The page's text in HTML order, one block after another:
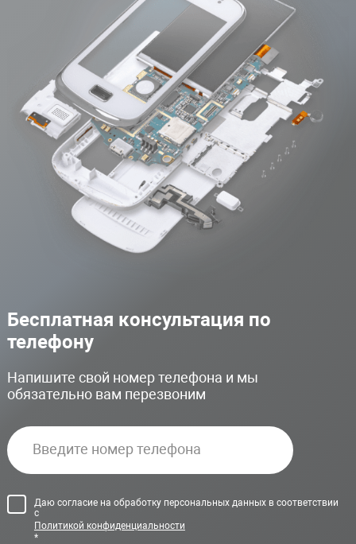
Бесплатная консультация по
телефону
Напишите свой номер телефона и мы
обязательно вам перезвоним
Даю согласие на обработку персональных данных в соответствии
с
Политикой конфиденциальности
*